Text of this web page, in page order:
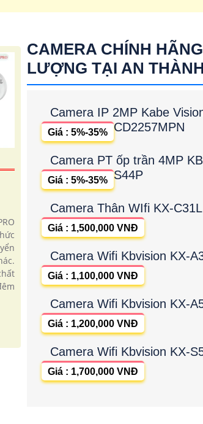
CAMERA CHÍNH
LƯỢNG TẠI AN
Camera IP 2MP Kabe
CD2257MPN
Giá : 5%-35%
Camera PT ốp trần 4MP
S44P
Giá : 5%-35%
Camera Thân WIfi KX-C31L
Giá : 1,500,000 VNĐ
Camera Wifi Kbvision KX-
Giá : 1,100,000 VNĐ
Camera Wifi Kbvision KX-
Giá : 1,200,000 VNĐ
Camera Wifi Kbvision KX-
Giá : 1,700,000 VNĐ